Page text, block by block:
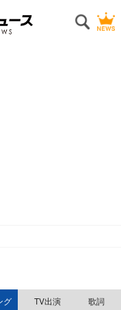
グ TV出演 歌詞